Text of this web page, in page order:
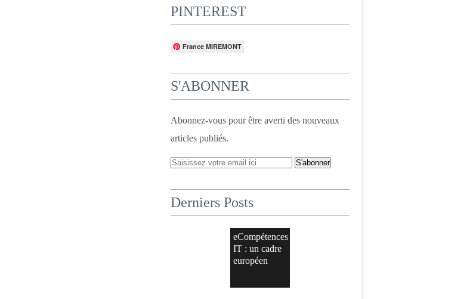
PINTEREST
France MIREMONT
S'ABONNER
Abonnez-vous pour être averti des nouveaux
articles publiés.
Derniers Posts
eCompétences
IT : un cadre
européen